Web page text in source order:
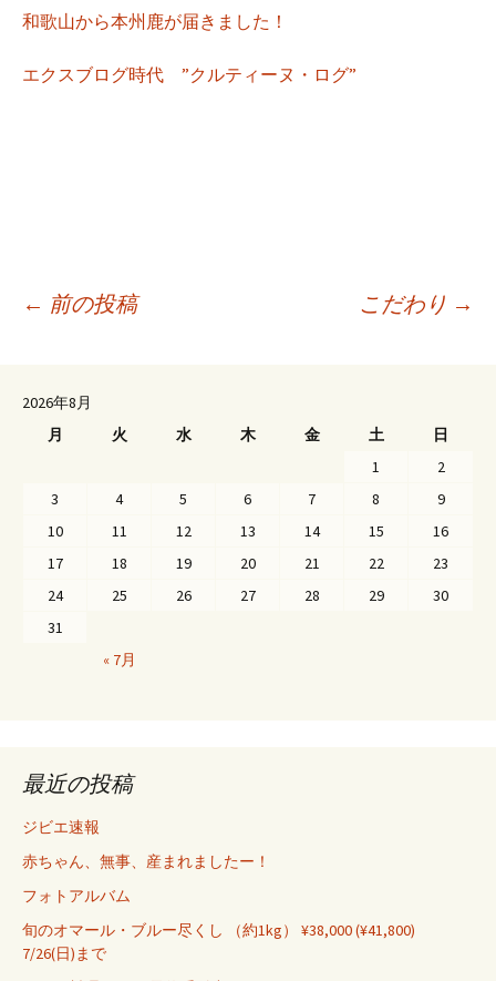
和歌山から本州鹿が届きました！
エクスブログ時代 ”クルティーヌ・ログ”
ナ
← 前の投稿 こだわり →
2026年8月
月
火 水 木 金 土 日
« 7月
1
2
3
4 5 6 7 8
9
10
11 12 13 14 15
16
17
18 19 20 21 22
23
24
25 26 27 28 29
30
31
最近の投稿
ジビエ速報
赤ちゃん、無事、産まれましたー！
フォトアルバム
旬のオマール・ブルー尽くし （約1kg） ¥38,000 (¥41,800)
7/26(日)まで